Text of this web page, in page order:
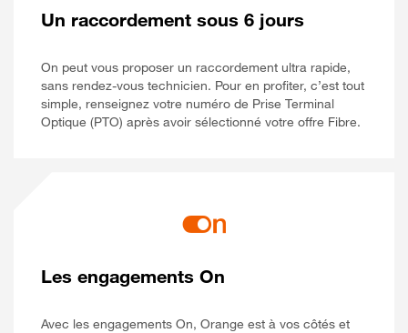
Un raccordement sous 6 jours
On peut vous proposer un raccordement ultra rapide,
sans rendez-vous technicien. Pour en profiter, c’est tout
simple, renseignez votre numéro de Prise Terminal
Optique (PTO) après avoir sélectionné votre offre Fibre.
Les engagements On
Avec les engagements On, Orange est à vos côtés et